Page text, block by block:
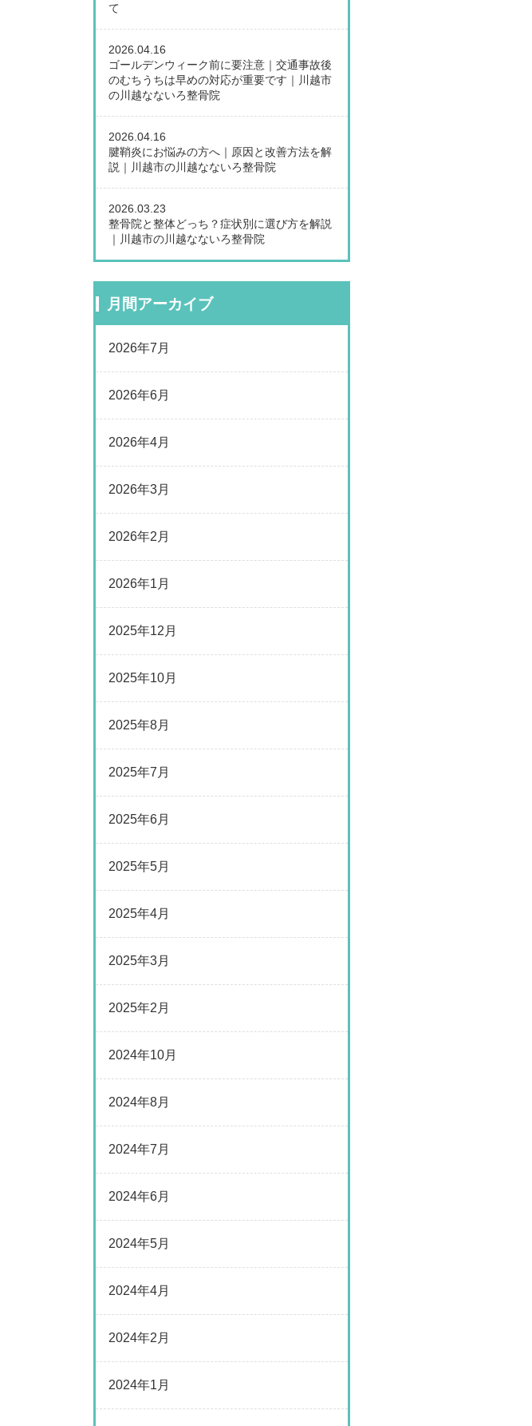
て
2026.04.16
ゴールデンウィーク前に要注意｜交通事故後
のむちうちは早めの対応が重要です｜川越市
の川越なないろ整骨院
2026.04.16
腱鞘炎にお悩みの方へ｜原因と改善方法を解
説｜川越市の川越なないろ整骨院
2026.03.23
整骨院と整体どっち？症状別に選び方を解説
｜川越市の川越なないろ整骨院
月間アーカイブ
2026年7月
2026年6月
2026年4月
2026年3月
2026年2月
2026年1月
2025年12月
2025年10月
2025年8月
2025年7月
2025年6月
2025年5月
2025年4月
2025年3月
2025年2月
2024年10月
2024年8月
2024年7月
2024年6月
2024年5月
2024年4月
2024年2月
2024年1月